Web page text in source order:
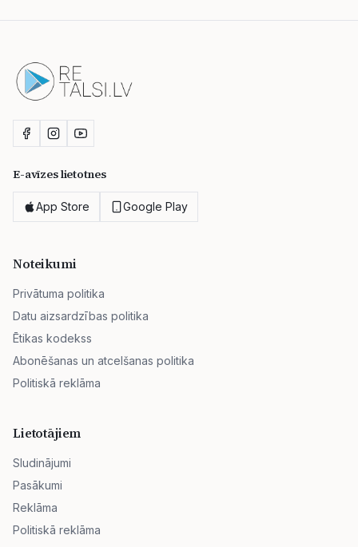
E-avīzes lietotnes
App Store Google Play
Noteikumi
Privātuma politika
Datu aizsardzības politika
Ētikas kodekss
Abonēšanas un atcelšanas politika
Politiskā reklāma
Lietotājiem
Sludinājumi
Pasākumi
Reklāma
Politiskā reklāma